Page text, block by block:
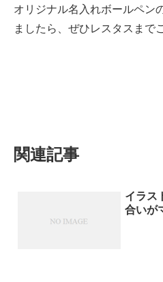
オリジナル名入れボールペン
ましたら、ぜひレスタスまで
関連記事
イラス
合いが